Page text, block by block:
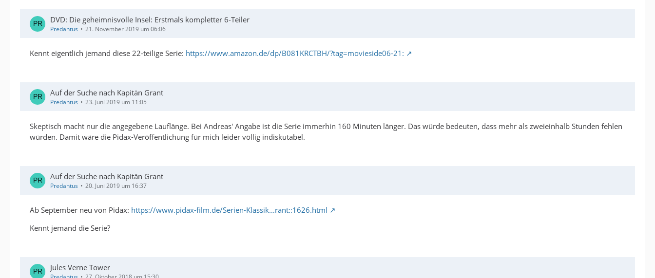
DVD: Die geheimnisvolle Insel: Erstmals kompletter 6-Teiler
Predantus 21. November 2019 um 06:06
Kennt eigentlich jemand diese 22-teilige Serie: https://www.amazon.de/dp/B081KRCTBH/?tag=movieside06-21:
Auf der Suche nach Kapitän Grant
Predantus 23. Juni 2019 um 11:05
Skeptisch macht nur die angegebene Lauflänge. Bei Andreas' Angabe ist die Serie immerhin 160 Minuten länger. Das würde bedeuten, dass mehr als zweieinhalb Stunden fehlen
würden. Damit wäre die Pidax-Veröffentlichung für mich leider völlig indiskutabel.
Auf der Suche nach Kapitän Grant
Predantus 20. Juni 2019 um 16:37
Ab September neu von Pidax: https://www.pidax-film.de/Serien-Klassik…rant::1626.html
Kennt jemand die Serie?
Jules Verne Tower